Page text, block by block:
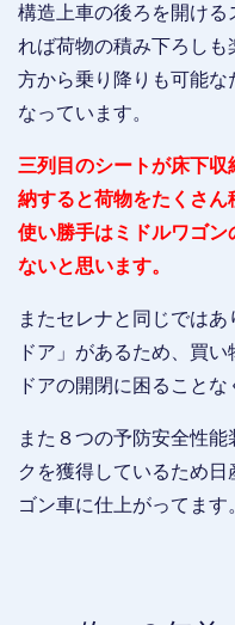
構造上車の後ろを開け
れば荷物の積み下ろし
方から乗り降りも可能な
なっています。
三列目のシートが床下
納すると荷物をたくさ
使い勝手はミドルワゴ
ないと思います。
またセレナと同じでは
ドア」があるため、買
ドアの開閉に困ることな
また８つの予防安全性
クを獲得しているため
ゴン車に仕上がってます